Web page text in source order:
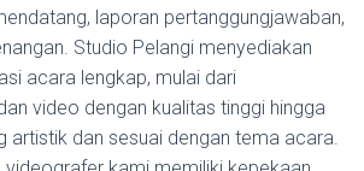
laporan pertanggungjawaban,
Studio Pelangi menyediakan
acara lengkap, mulai dari
video dengan kualitas tinggi hingga
artistik dan sesuai dengan tema acara.